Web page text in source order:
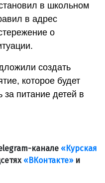
в школьном
в адрес
о
создать
которое будет
за питание детей в
канале «Курская
«ВКонтакте»и